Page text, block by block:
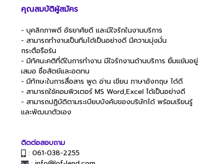
คุณสมบัติผู้สมัคร
- บุคลิกภาพดี อัธยาศัยดี และมีใจรักในงานบริการ
- สามารถทำงานเป็นทีมได้เป็นอย่างดี มีความมุ่งมั่น
กระตือรือร้น
- มีทัศนะคติที่ดีในการทำงาน มีใจรักงานด้านบริการ ยิ้มแย้มอยู่
เสมอ ซื่อสัตย์และอดทน
- มีทักษะในการสื่อสาร พูด อ่าน เขียน ภาษาอังกฤษ ได้ดี
- สามารถใช้คอมพิวเตอร์ MS Word,Excel ได้เป็นอย่างดี
- สามารถปฏิบัติตามระเบียบบังคับของบริษัทได้ พร้อมเรียนรู้
และพัฒนาตัวเอง
ติดต่อสอบถาม
: 061-038-2255